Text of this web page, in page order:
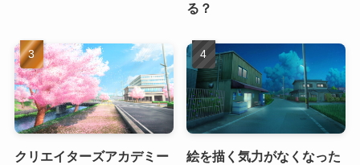
る？
クリエイターズアカデミー
絵を描く気力がなくなった